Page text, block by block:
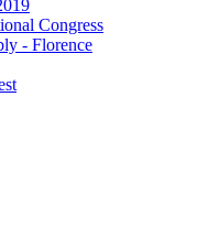
Congress
- Florence